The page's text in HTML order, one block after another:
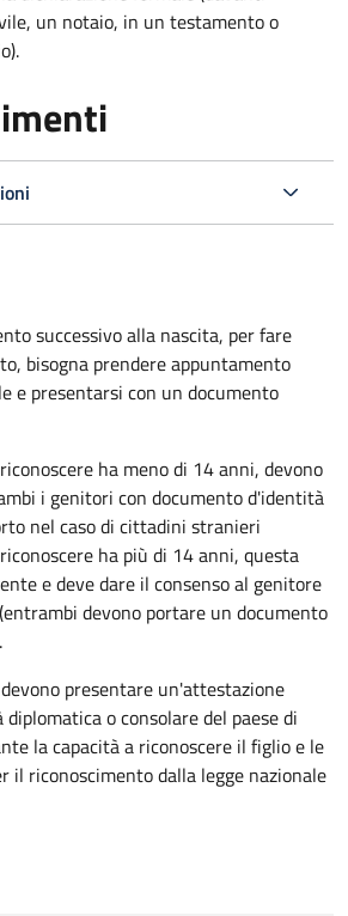
un notaio, in un testamento o
successivo alla nascita, per fare
bisogna prendere appuntamento
e presentarsi con un documento
ha meno di 14 anni, devono
i genitori con documento d'identità
nel caso di cittadini stranieri
ha più di 14 anni, questa
e deve dare il consenso al genitore
devono portare un documento
presentare un'attestazione
o consolare del paese di
la capacità a riconoscere il figlio e le
il riconoscimento dalla legge nazionale